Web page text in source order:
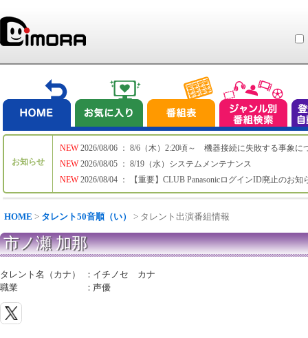
お知らせ
NEW
NEW
NEW
2026/08/06 ： 8/6（木）2:20頃～ 機器接続に失敗する事象に
2026/08/05 ： 8/19（水）システムメンテナンス
2026/08/04 ： 【重要】CLUB PanasonicログインID廃止のお知
HOME > タレント50音順（い） > タレント出演番組情報
市ノ瀬 加那
タレント名（カナ） ： イチノセ カナ
職業
：声優